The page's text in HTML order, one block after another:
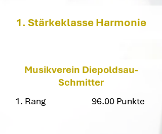
1. Stärkeklasse Harmonie
Musikverein Diepoldsau-
Schmitter
1. Rang 96.00 Punkte